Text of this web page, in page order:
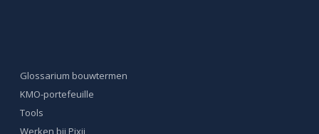
Glossarium bouwtermen
KMO-portefeuille
Tools
Werken bij Pixii